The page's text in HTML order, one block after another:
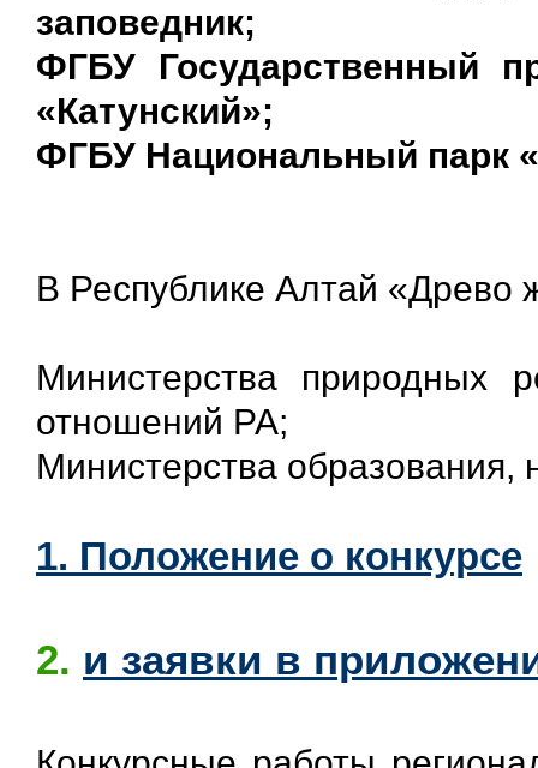
заповедник;
ФГБУ Государственный
«Катунский»;
ФГБУ Национальный парк
В Республике Алтай «Древо
Министерства природных
отношений РА;
Министерства образования,
1. Положение о конкурсе
2. и заявки в